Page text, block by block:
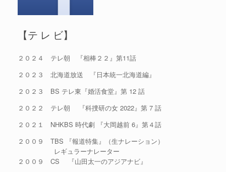
【テ レ ビ】
２０２４ テレ朝 『相棒２２』第11話
２０２３ 北海道放送 『日本統一北海道編』
２０２３ BS テレ東『婚活食堂』第 12 話
２０２２ テレ朝 『科捜研の女 2022』第 7 話
２０２１ NHKBS 時代劇 『大岡越前 6』第４話
２００９ TBS 『報道特集』（生ナレーション）
レギュラーナレーター
２００９ CS 『山田太一のアジアナビ』